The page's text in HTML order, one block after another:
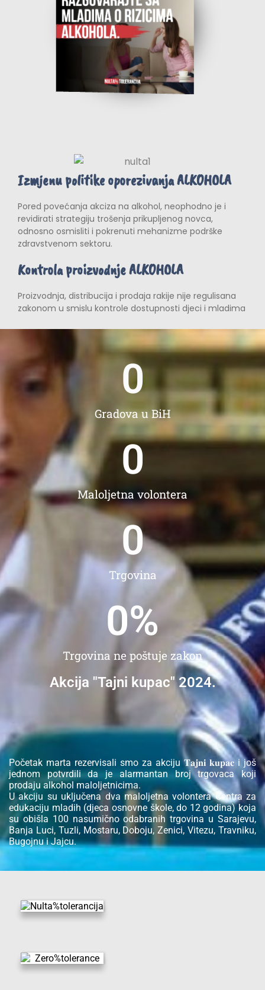
Izmjenu politike oporezivanja ALKOHOLA
Pored povećanja akciza na alkohol, neophodno je i
revidirati strategiju trošenja prikupljenog novca,
odnosno osmisliti i pokrenuti mehanizme podrške
zdravstvenom sektoru.
Kontrola proizvodnje ALKOHOLA
Proizvodnja, distribucija i prodaja rakije nije regulisana
zakonom u smislu kontrole dostupnosti djeci i mladima
Gradova u BiH
0
Maloljetna volontera
0
Trgovina
0
Trgovina ne poštuje zakon
0%
Akcija "Tajni kupac" 2024.
Početak marta rezervisali smo za akciju 𝐓𝐚𝐣𝐧𝐢 𝐤𝐮𝐩𝐚𝐜 i još
jednom potvrdili da je alarmantan broj trgovaca koji
prodaju alkohol maloljetnicima.
U akciju su uključena dva maloljetna volontera Centra za
edukaciju mladih (djeca osnovne škole, do 12 godina) koja
su obišla 100 nasumično odabranih trgovina u Sarajevu,
Banja Luci, Tuzli, Mostaru, Doboju, Zenici, Vitezu, Travniku,
Bugojnu i Jajcu.